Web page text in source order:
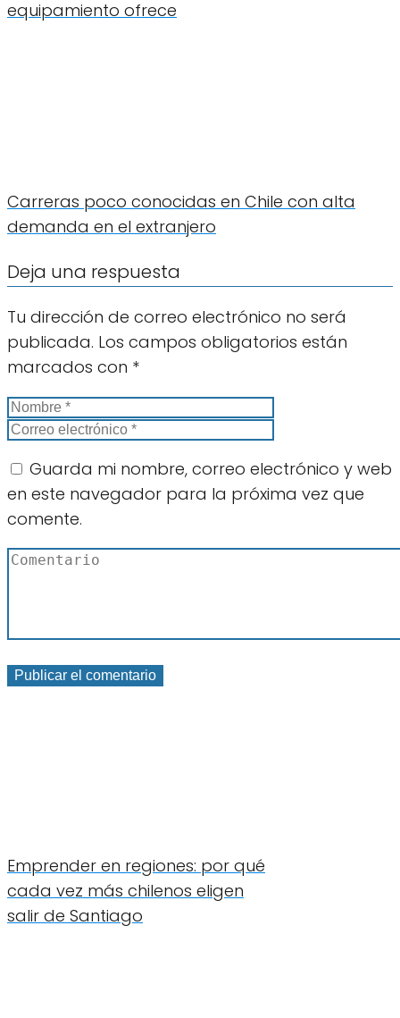
equipamiento ofrece
Carreras poco conocidas en Chile con alta
demanda en el extranjero
Deja una respuesta
Tu dirección de correo electrónico no será
publicada. Los campos obligatorios están
marcados con *
Guarda mi nombre, correo electrónico y web
en este navegador para la próxima vez que
comente.
Emprender en regiones: por qué
cada vez más chilenos eligen
salir de Santiago